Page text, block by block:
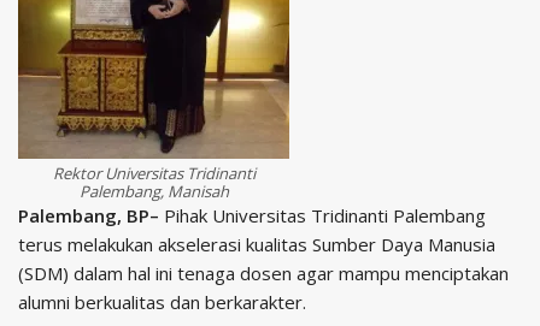
Rektor Universitas Tridinanti
Palembang, Manisah
Palembang, BP– Pihak Universitas Tridinanti Palembang
terus melakukan akselerasi kualitas Sumber Daya Manusia
(SDM) dalam hal ini tenaga dosen agar mampu menciptakan
alumni berkualitas dan berkarakter.